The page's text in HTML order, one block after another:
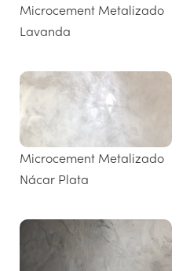
Microcement Metalizado
Lavanda
Microcement Metalizado
Nácar Plata